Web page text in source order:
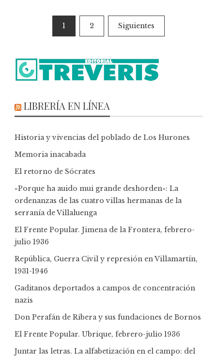
1 2 Siguientes
LIBRERÍA EN LÍNEA
Historia y vivencias del poblado de Los Hurones
Memoria inacabada
El retorno de Sócrates
«Porque ha auido mui grande deshorden»: La
ordenanzas de las cuatro villas hermanas de la
serranía de Villaluenga
El Frente Popular. Jimena de la Frontera, febrero-
julio 1936
República, Guerra Civil y represión en Villamartín,
1931-1946
Gaditanos deportados a campos de concentración
nazis
Don Perafán de Ribera y sus fundaciones de Bornos
El Frente Popular. Ubrique, febrero-julio 1936
Juntar las letras. La alfabetización en el campo: del